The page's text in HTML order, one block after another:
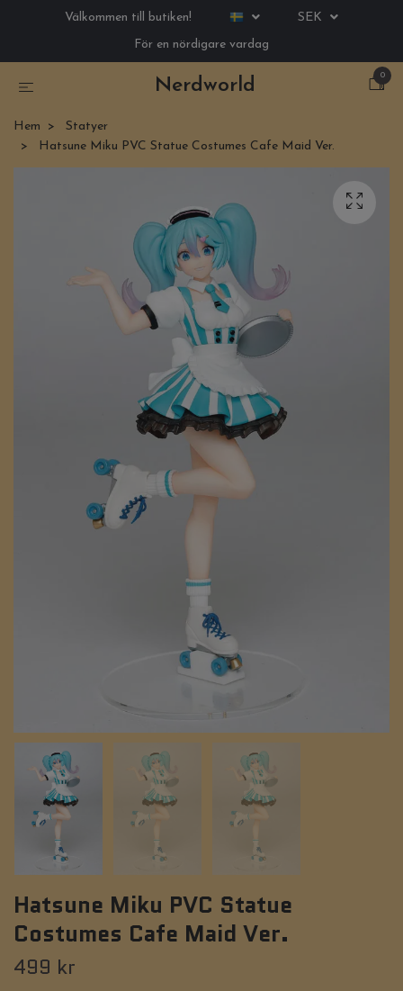
Välkommen till butiken!
SEK
För en nördigare vardag
Nerdworld
0
Hem
Statyer
Hatsune Miku PVC Statue Costumes Cafe Maid Ver.
Hatsune Miku PVC Statue
Costumes Cafe Maid Ver.
499 kr